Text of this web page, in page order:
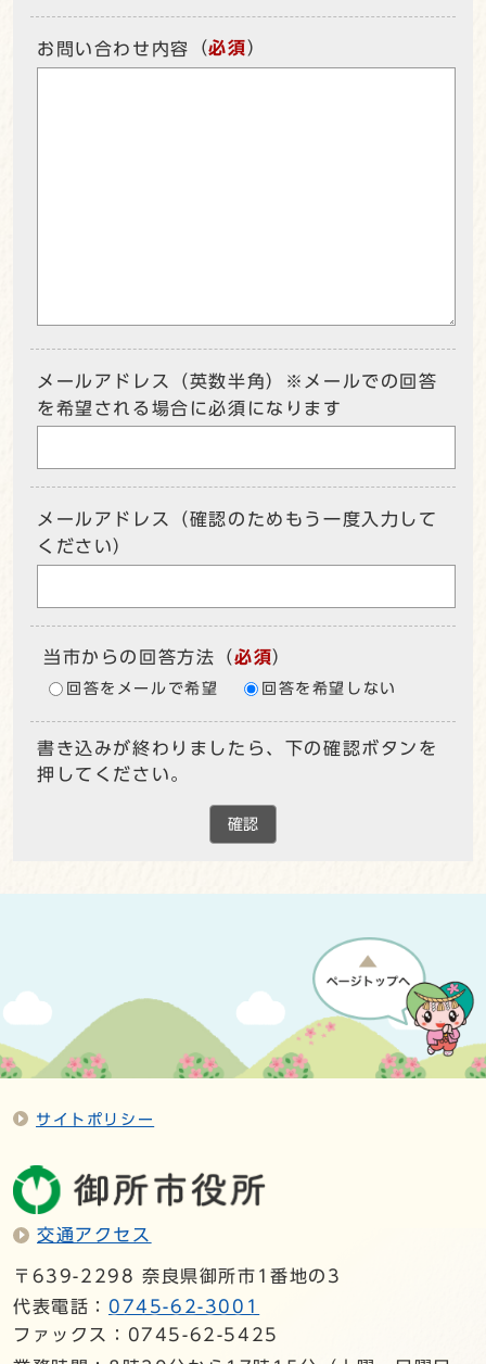
お問い合わせ内容 （必須）
メールアドレス（英数半角）※メールでの回答
を希望される場合に必須になります
メールアドレス（確認のためもう一度入力して
ください）
当市からの回答方法 （必須）
回答をメールで希望 回答を希望しない
書き込みが終わりましたら、下の確認ボタンを
押してください。
確認
サイトポリシー
交通アクセス
〒639-2298 奈良県御所市1番地の3
代表電話： 0745-62-3001
ファックス：0745-62-5425